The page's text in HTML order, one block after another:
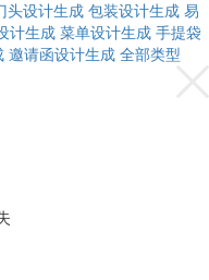
头设计生成 包装设计生成 易
计生成 菜单设计生成 手提袋
邀请函设计生成 全部类型